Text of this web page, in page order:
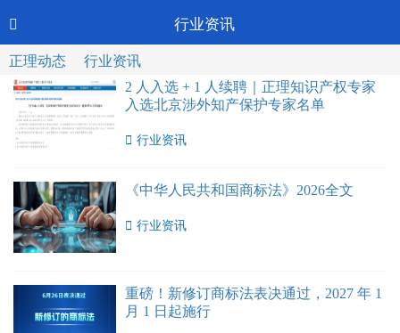
CN-中文
 行业资讯
正理动态
行业资讯
2 人入选 + 1 人续聘｜正理知识产权专家
入选北京涉外知产保护专家名单
 行业资讯
《中华人民共和国商标法》2026全文
 行业资讯
重磅！新修订商标法表决通过，2027 年 1
月 1 日起施行